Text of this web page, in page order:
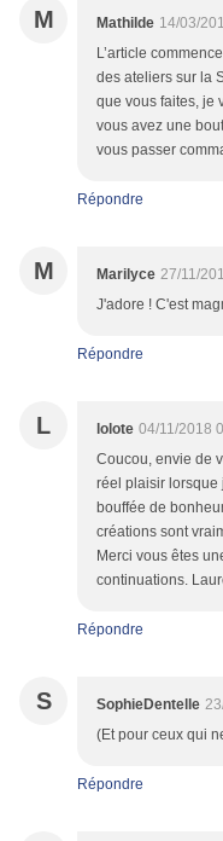
M Mathilde 14/03/
L’article
des ateliers sur la
que vous faites, je
vous avez une
vous passer
Répondre
M Marilyce 27/11/
J'adore ! C'est
Répondre
L lolote 04/11/2018
Coucou, envie de
réel plaisir lorsque
bouffée de
créations sont
Merci vous êtes
continuations.
Répondre
S SophieDentelle
(Et pour ceux qui
Répondre